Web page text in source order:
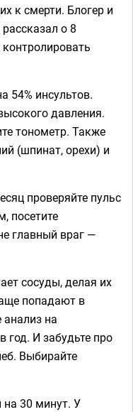
к смерти. Блогер и
рассказал о 8
54% инсультов.
давления.
тонометр. Также
(шпинат, орехи) и
проверяйте пульс
посетите
главный враг —
сосуды, делая их
попадают в
анализ на
год. И забудьте про
Выбирайте
на 30 минут. У